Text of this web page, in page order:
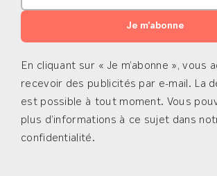
Je m'abonne
En cliquant sur « Je m’abonne », vous
recevoir des publicités par e-mail. La
est possible à tout moment. Vous
plus d’informations à ce sujet dans
confidentialité.